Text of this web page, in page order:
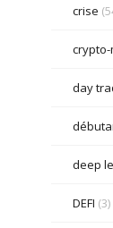
crise
day
deep
DEFI (3)